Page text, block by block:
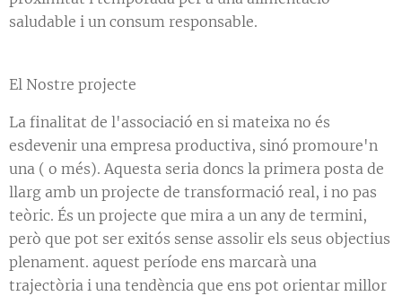
saludable i un consum responsable.
El Nostre projecte
La finalitat de l'associació en si mateixa no és
esdevenir una empresa productiva, sinó promoure'n
una ( o més). Aquesta seria doncs la primera posta de
llarg amb un projecte de transformació real, i no pas
teòric. És un projecte que mira a un any de termini,
però que pot ser exitós sense assolir els seus objectius
plenament. aquest període ens marcarà una
trajectòria i una tendència que ens pot orientar millor